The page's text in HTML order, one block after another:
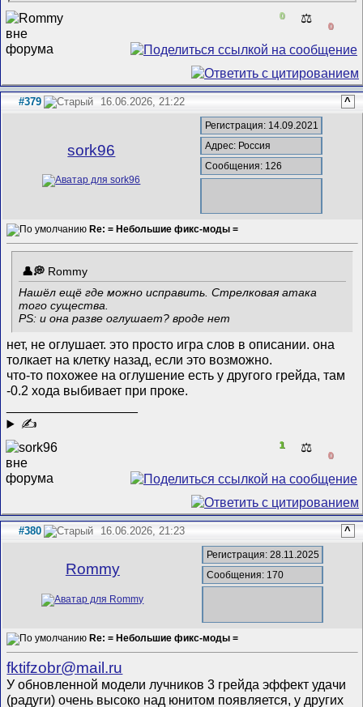
0 ⚖️
0
#379 16.06.2026, 21:22 ^
sork96
Регистрация: 14.09.2021
Адрес: Россия
Сообщения: 126
Re: = Небольшие фикс-моды =
Rommy
Нашёл ещё где можно исправить. Стрелковая атака
того существа.
PS: и она разве оглушает? вроде нет
нет, не оглушает. это просто игра слов в описании. она
толкает на клетку назад, если это возможно.
что-то похожее на оглушение есть у другого грейда, там
-0.2 хода выбивает при проке.
✍
1 ⚖️
0
#380 16.06.2026, 21:23 ^
Rommy
Регистрация: 28.11.2025
Сообщения: 170
Re: = Небольшие фикс-моды =
fktifzobr@mail.ru
У обновленной модели лучников 3 грейда эффект удачи
(радуги) очень высоко над юнитом появляется, у других